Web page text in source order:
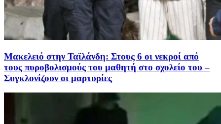
Μακελειό στην Ταϊλάνδη: Στους 6 οι νεκροί από
τους πυροβολισμούς του μαθητή στο σχολείο του –
Συγκλονίζουν οι μαρτυρίες